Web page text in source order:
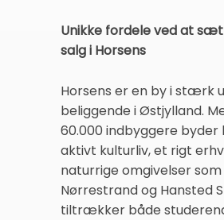
Unikke fordele ved at
salg i Horsens
Horsens er en by i stærk
beliggende i Østjylland.
60.000 indbyggere byder
aktivt kulturliv, et rigt
naturrige omgivelser som
Nørrestrand og Hansted
tiltrækker både